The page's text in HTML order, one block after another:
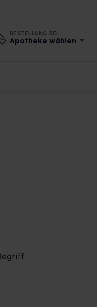
BESTELLUNG BEI
Apotheke wählen